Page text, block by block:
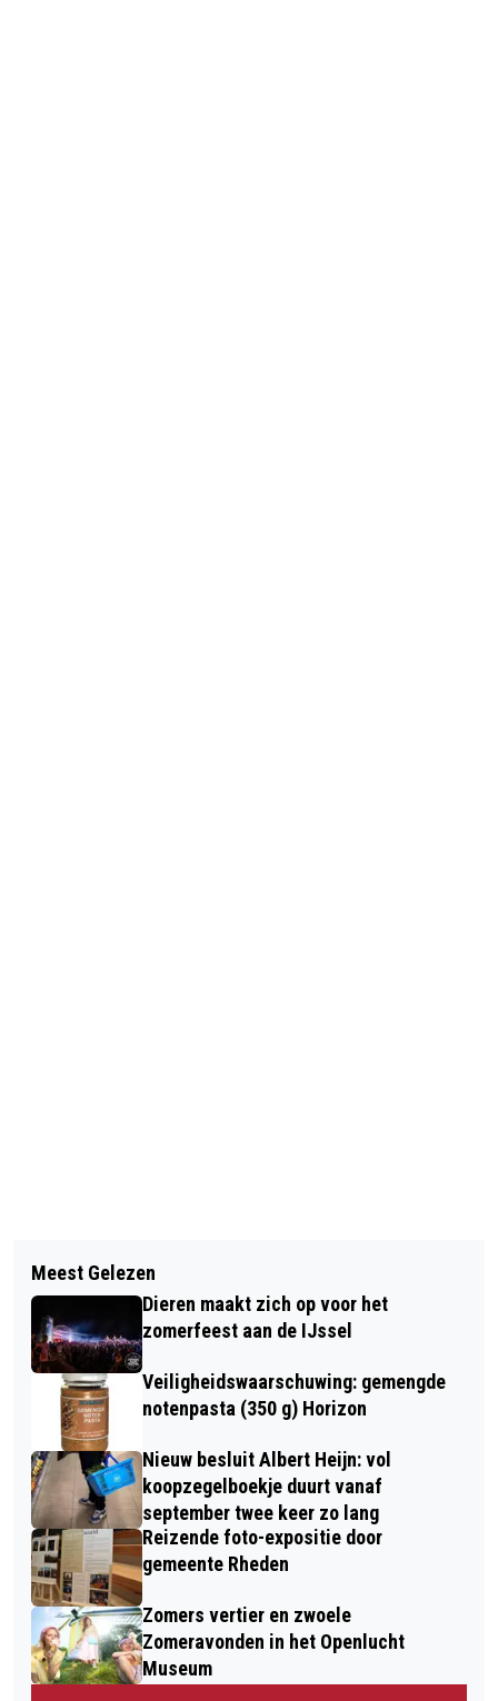
BEKENDMAKINGEN GEMEENTE
RHEDEN
KLEURPLAAT, SPEURTOCHT,
DORPSOMROEPER, PORTHOS EN
MUZIEK OP 9 SEPTEMBER
Meest Gelezen
Dieren maakt zich op voor het
zomerfeest aan de IJssel
Veiligheidswaarschuwing: gemengde
notenpasta (350 g) Horizon
Nieuw besluit Albert Heijn: vol
koopzegelboekje duurt vanaf
september twee keer zo lang
Reizende foto-expositie door
gemeente Rheden
Zomers vertier en zwoele
Zomeravonden in het Openlucht
Museum